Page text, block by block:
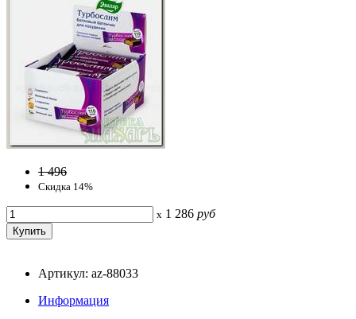
1 496
Скидка 14%
x 1 286 руб
Артикул: az-88033
Информация